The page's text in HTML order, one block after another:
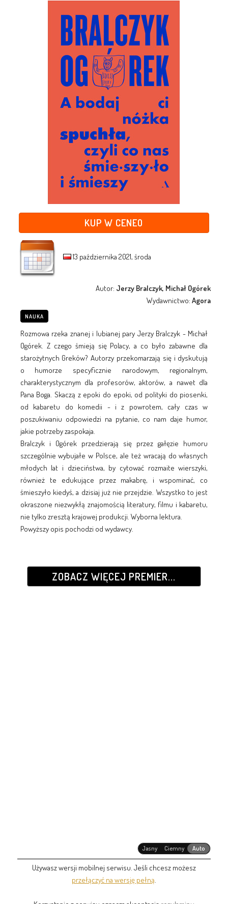
KUP W CENEO
13 października 2021, środa
Autor: Jerzy Bralczyk, Michał Ogórek
Wydawnictwo:Agora
NAUKA
Rozmowa rzeka znanej i lubianej pary Jerzy Bralczyk - Michał
Ogórek. Z czego śmieją się Polacy, a co było zabawne dla
starożytnych Greków? Autorzy przekomarzają się i dyskutują
o humorze specyficznie narodowym, regionalnym,
charakterystycznym dla profesorów, aktorów, a nawet dla
Pana Boga. Skaczą z epoki do epoki, od polityki do piosenki,
od kabaretu do komedii - i z powrotem, cały czas w
poszukiwaniu odpowiedzi na pytanie, co nam daje humor,
jakie potrzeby zaspokaja.
Bralczyk i Ogórek przedzierają się przez gałęzie humoru
szczególnie wybujałe w Polsce, ale też wracają do własnych
młodych lat i dzieciństwa, by cytować rozmaite wierszyki,
również te edukujące przez makabrę, i wspominać, co
śmieszyło kiedyś, a dzisiaj już nie przejdzie. Wszystko to jest
okraszone niezwykłą znajomością literatury, filmu i kabaretu,
nie tylko zresztą krajowej produkcji. Wyborna lektura.
Powyższy opis pochodzi od wydawcy.
ZOBACZ WIĘCEJ PREMIER...
Jasny Ciemny Auto
Używasz wersji mobilnej serwisu. Jeśli chcesz możesz
przełączyć na wersję pełną